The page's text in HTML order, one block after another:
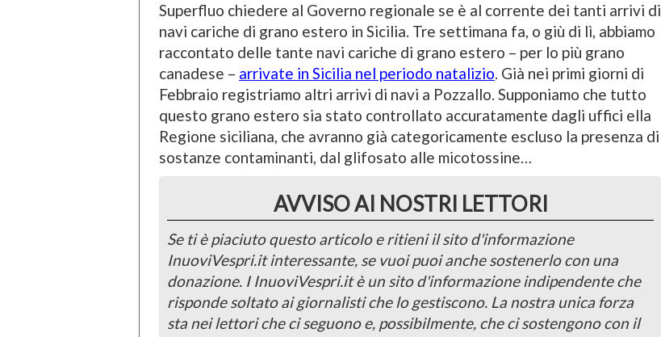
Superfluo chiedere al Governo regionale se è al corrente dei tanti arrivi di
navi cariche di grano estero in Sicilia. Tre settimana fa, o giù di lì, abbiamo
raccontato delle tante navi cariche di grano estero – per lo più grano
canadese – arrivate in Sicilia nel periodo natalizio. Già nei primi giorni di
Febbraio registriamo altri arrivi di navi a Pozzallo. Supponiamo che tutto
questo grano estero sia stato controllato accuratamente dagli uffici ella
Regione siciliana, che avranno già categoricamente escluso la presenza di
sostanze contaminanti, dal glifosato alle micotossine…
AVVISO AI NOSTRI LETTORI
Se ti è piaciuto questo articolo e ritieni il sito d'informazione
InuoviVespri.it interessante, se vuoi puoi anche sostenerlo con una
donazione. I InuoviVespri.it è un sito d'informazione indipendente che
risponde soltato ai giornalisti che lo gestiscono. La nostra unica forza
sta nei lettori che ci seguono e, possibilmente, che ci sostengono con il